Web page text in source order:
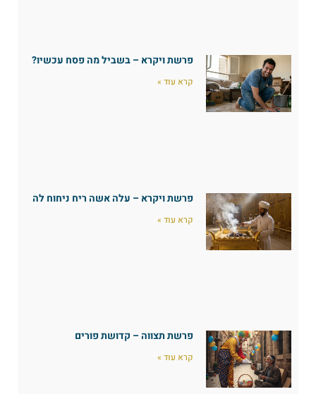
פרשת ויקרא – בשביל מה פסח עכשיו?
קרא עוד »
פרשת ויקרא – עלה אשה ריח ניחוח לה
קרא עוד »
פרשת תצווה – קדושת פורים
קרא עוד »